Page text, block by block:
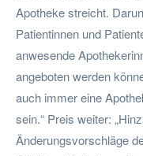
Apotheke streicht.
Patientinnen und
anwesende
angeboten werden
auch immer eine
sein.“ Preis weiter:
Änderungsvorschläge